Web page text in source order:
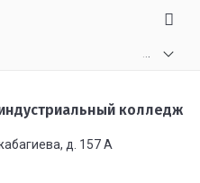
колледж
д. 157 А